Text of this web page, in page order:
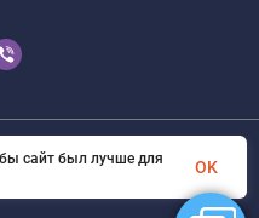
права защищены
сайт был лучше для
OK